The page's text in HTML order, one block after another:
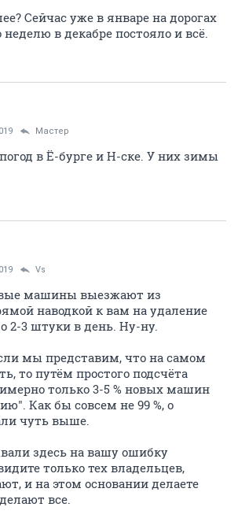
Сейчас уже в январе на дорогах
в декабре постояло и всё.
Мастер
в Ё-бурге и Н-ске. У них зимы
Vs
машины выезжают из
наводкой к вам на удаление
2-3 штуки в день. Ну-ну.
мы представим, что на самом
то путём простого подсчёта
только 3-5 % новых машин
Как бы совсем не 99 %, о
чуть выше.
здесь на вашу ошибку
только тех владельцев,
и на этом основании делаете
все.